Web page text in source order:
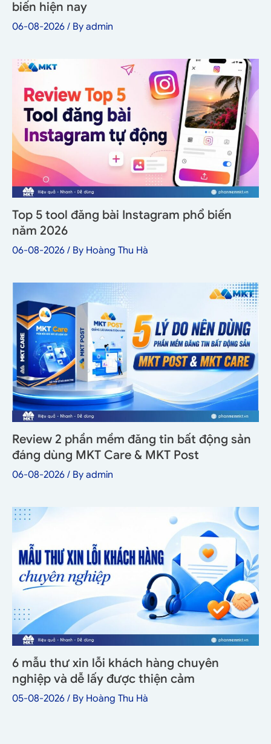
biến hiện nay
06-08-2026 / By admin
Top 5 tool đăng bài Instagram phổ biến
năm 2026
06-08-2026 / By Hoàng Thu Hà
Review 2 phần mềm đăng tin bất động sản
đáng dùng MKT Care & MKT Post
06-08-2026 / By admin
6 mẫu thư xin lỗi khách hàng chuyên
nghiệp và dễ lấy được thiện cảm
05-08-2026 / By Hoàng Thu Hà